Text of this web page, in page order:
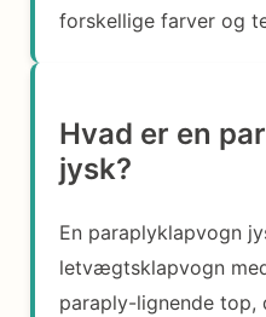
forskellige farver og
Hvad er en
jysk?
En paraplyklapvogn
letvægtsklapvogn
paraply-lignende top,